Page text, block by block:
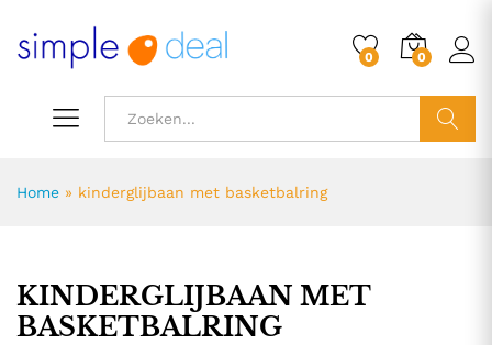
0 0
Home » kinderglijbaan met basketbalring
KINDERGLIJBAAN MET
BASKETBALRING